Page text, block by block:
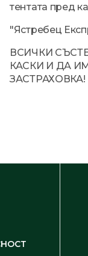
тентата пред
"Ястребец
ВСИЧКИ
КАСКИ И ДА
ЗАСТРАХОВКА!